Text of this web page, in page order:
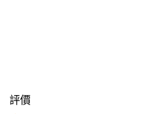
評價